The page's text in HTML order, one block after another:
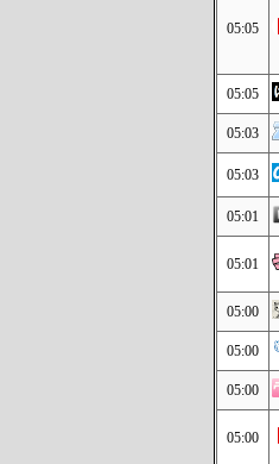
05:05
05:05
05:03
05:03
05:01
05:01
05:00
05:00
05:00
05:00